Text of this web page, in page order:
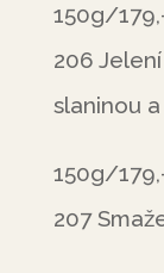
150g/
206
slaninou
150g/
207